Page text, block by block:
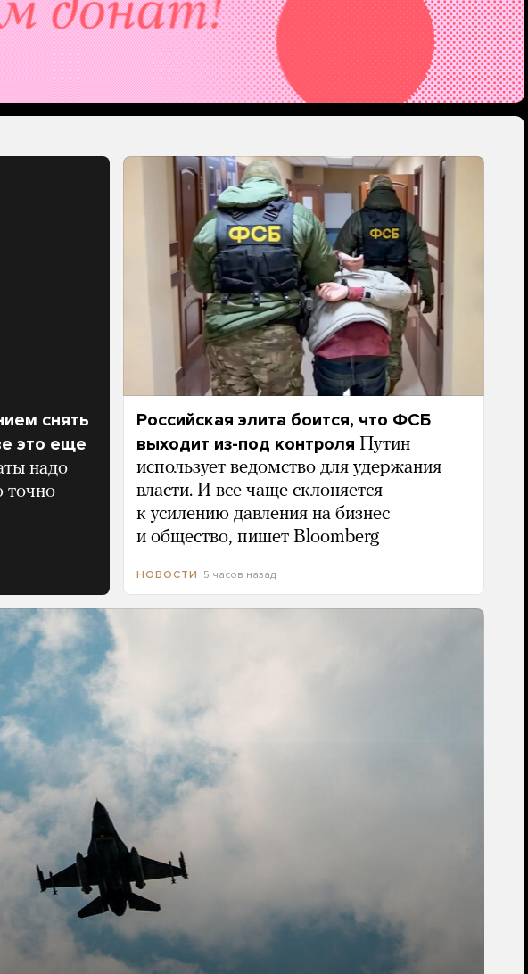
снять
это еще
надо
точно
Российская элита боится, что ФСБ
выходит из-под контроля Путин
использует ведомство для удержания
власти. И все чаще склоняется
к усилению давления на бизнес
и общество, пишет Bloomberg
НОВОСТИ 5 часов назад